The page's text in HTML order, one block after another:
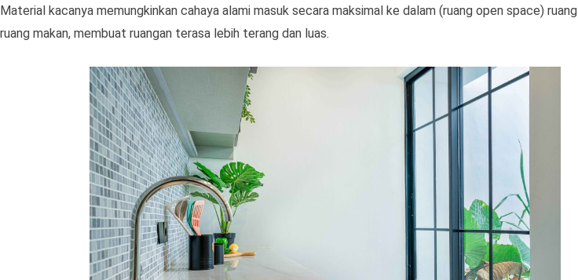
Material kacanya memungkinkan cahaya alami masuk secara maksimal ke dalam (ruang open space)
ruang makan, membuat ruangan terasa lebih terang dan luas.